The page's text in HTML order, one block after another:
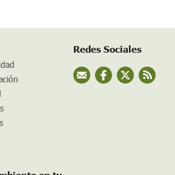
Redes Sociales